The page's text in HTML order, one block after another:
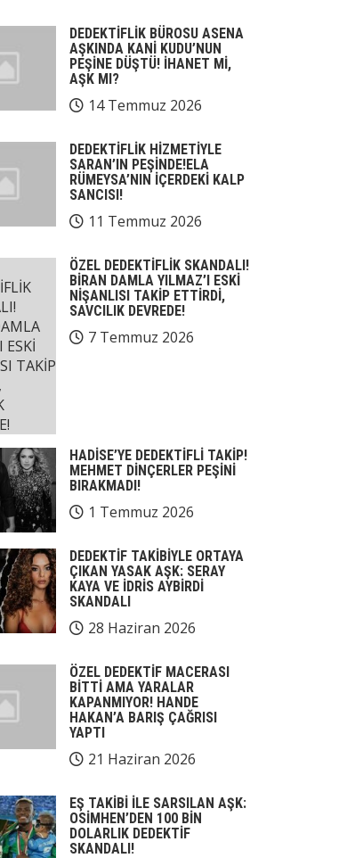
DEDEKTİFLİK BÜROSU ASENA
AŞKINDA KANİ KUDU’NUN
PEŞİNE DÜŞTÜ! İHANET Mİ,
AŞK MI?
14 Temmuz 2026
DEDEKTİFLİK HİZMETİYLE
SARAN’IN PEŞİNDE!ELA
RÜMEYSA’NIN İÇERDEKİ KALP
SANCISI!
11 Temmuz 2026
ÖZEL DEDEKTİFLİK SKANDALI!
BİRAN DAMLA YILMAZ’I ESKİ
NİŞANLISI TAKİP ETTİRDİ,
SAVCILIK DEVREDE!
7 Temmuz 2026
HADİSE’YE DEDEKTİFLİ TAKİP!
MEHMET DİNÇERLER PEŞİNİ
BIRAKMADI!
1 Temmuz 2026
DEDEKTİF TAKİBİYLE ORTAYA
ÇIKAN YASAK AŞK: SERAY
KAYA VE İDRİS AYBİRDİ
SKANDALI
28 Haziran 2026
ÖZEL DEDEKTİF MACERASI
BİTTİ AMA YARALAR
KAPANMIYOR! HANDE
HAKAN’A BARIŞ ÇAĞRISI
YAPTI
21 Haziran 2026
EŞ TAKİBİ İLE SARSILAN AŞK:
OSİMHEN’DEN 100 BİN
DOLARLIK DEDEKTİF
SKANDALI!